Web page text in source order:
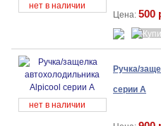
нет в наличии
Цена: 500
нет в наличии
Ручка/
серии A